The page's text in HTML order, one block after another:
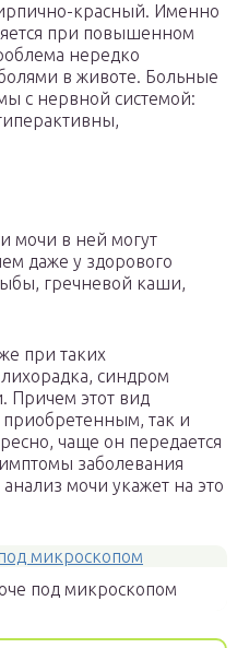
красный. Именно
при повышенном
нередко
в животе. Больные
с нервной системой:
мочи в ней могут
даже у здорового
гречневой каши,
при таких
синдром
этот вид
приобретенным, так и
чаще он передается
заболевания
мочи укажет на это
под микроскопом